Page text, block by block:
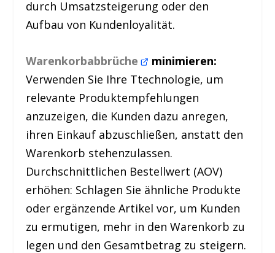
durch Umsatzsteigerung oder den
Aufbau von Kundenloyalität.
Warenkorbabbrüche
minimieren:
Verwenden Sie Ihre Ttechnologie, um
relevante Produktempfehlungen
anzuzeigen, die Kunden dazu anregen,
ihren Einkauf abzuschließen, anstatt den
Warenkorb stehenzulassen.
Durchschnittlichen Bestellwert (AOV)
erhöhen: Schlagen Sie ähnliche Produkte
oder ergänzende Artikel vor, um Kunden
zu ermutigen, mehr in den Warenkorb zu
legen und den Gesamtbetrag zu steigern.